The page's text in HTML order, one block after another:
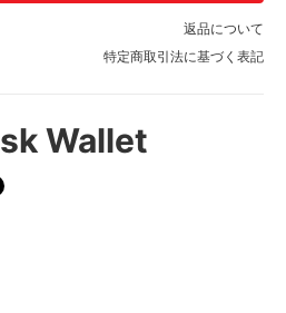
返品について
特定商取引法に基づく表記
Wallet